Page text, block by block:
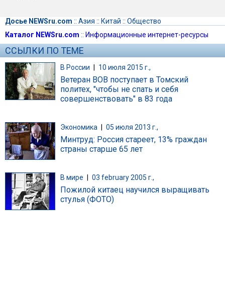
Досье NEWSru.com :: Азия :: Китай :: Общество
Каталог NEWSru.com :: Информационные интернет-ресурсы
ССЫЛКИ ПО ТЕМЕ
В России | 10 июля 2015 г.,
Ветеран ВОВ поступает в Томский
политех, "чтобы не спать и себя
совершенствовать" в 83 года
Экономика 05 июля 2013 г.,
Минтруд: Россия стареет, 13% граждан
страны старше 65 лет
В мире 03 february 2005 г.,
Пожилой китаец научился выращивать
стулья (ФОТО)